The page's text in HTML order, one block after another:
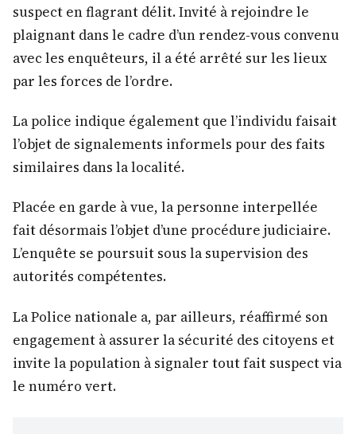
suspect en flagrant délit. Invité à rejoindre le
plaignant dans le cadre d’un rendez-vous convenu
avec les enquêteurs, il a été arrêté sur les lieux
par les forces de l’ordre.
La police indique également que l’individu faisait
l’objet de signalements informels pour des faits
similaires dans la localité.
Placée en garde à vue, la personne interpellée
fait désormais l’objet d’une procédure judiciaire.
L’enquête se poursuit sous la supervision des
autorités compétentes.
La Police nationale a, par ailleurs, réaffirmé son
engagement à assurer la sécurité des citoyens et
invite la population à signaler tout fait suspect via
le numéro vert.